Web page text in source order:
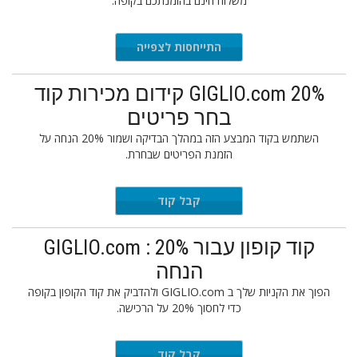
התייחסות לצפייה
GIGLIO.com 20% קידום מכירות קוד
בחר פריטים
השתמש בקוד המבצע הזה במהלך הבדיקה ושמור 20% הנחה על
הזמנת הפריטים שבחרת.
SDFP20קבל קוד
קוד קופון עבור GIGLIO.com : 20%
הנחה
הפוך את הקניות שלך ב GIGLIO.com ולהדביק את קוד הקופון בקופה
כדי לחסוך 20% על הרכישה.